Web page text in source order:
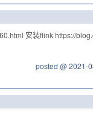
安装flink https://
posted @ 2021-